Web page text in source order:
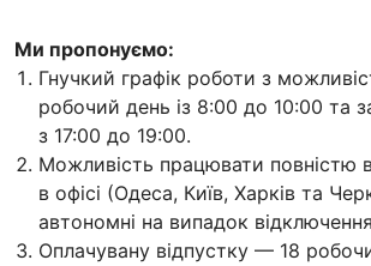
Ми пропонуємо:
Гнучкий графік роботи з
робочий день із 8:00 до 10:00 та
з 17:00 до 19:00.
Можливість працювати повністю
в офісі (Одеса, Київ, Харків та
автономні на випадок
Оплачувану відпустку — 18